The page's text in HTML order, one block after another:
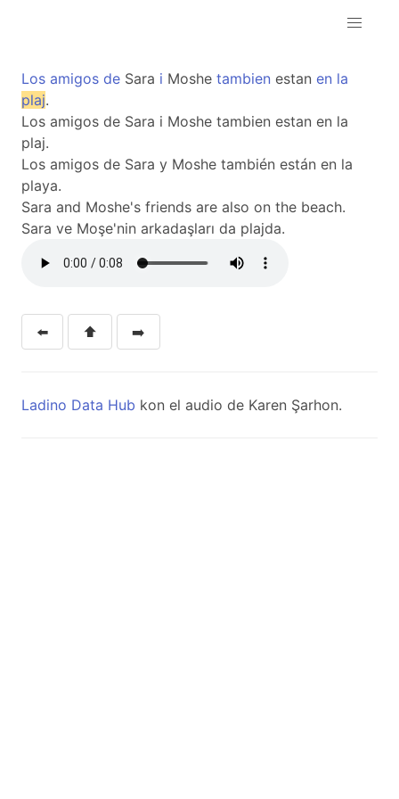
Los amigos de Sara i Moshe tambien estan en la
plaj.
Los amigos de Sara i Moshe tambien estan en la
plaj.
Los amigos de Sara y Moshe también están en la
playa.
Sara and Moshe's friends are also on the beach.
Sara ve Moşe'nin arkadaşları da plajda.
⬅️ ⬆️ ➡️
Ladino Data Hub kon el audio de Karen Şarhon.